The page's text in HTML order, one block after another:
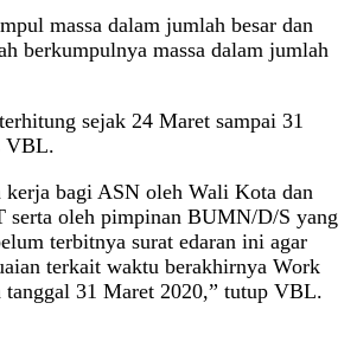
massa dalam jumlah besar dan
berkumpulnya massa dalam jumlah
sejak 24 Maret sampai 31
VBL.
kerja bagi ASN oleh Wali Kota dan
serta oleh pimpinan BUMN/D/S yang
terbitnya surat edaran ini agar
terkait waktu berakhirnya Work
tanggal 31 Maret 2020,” tutup VBL.